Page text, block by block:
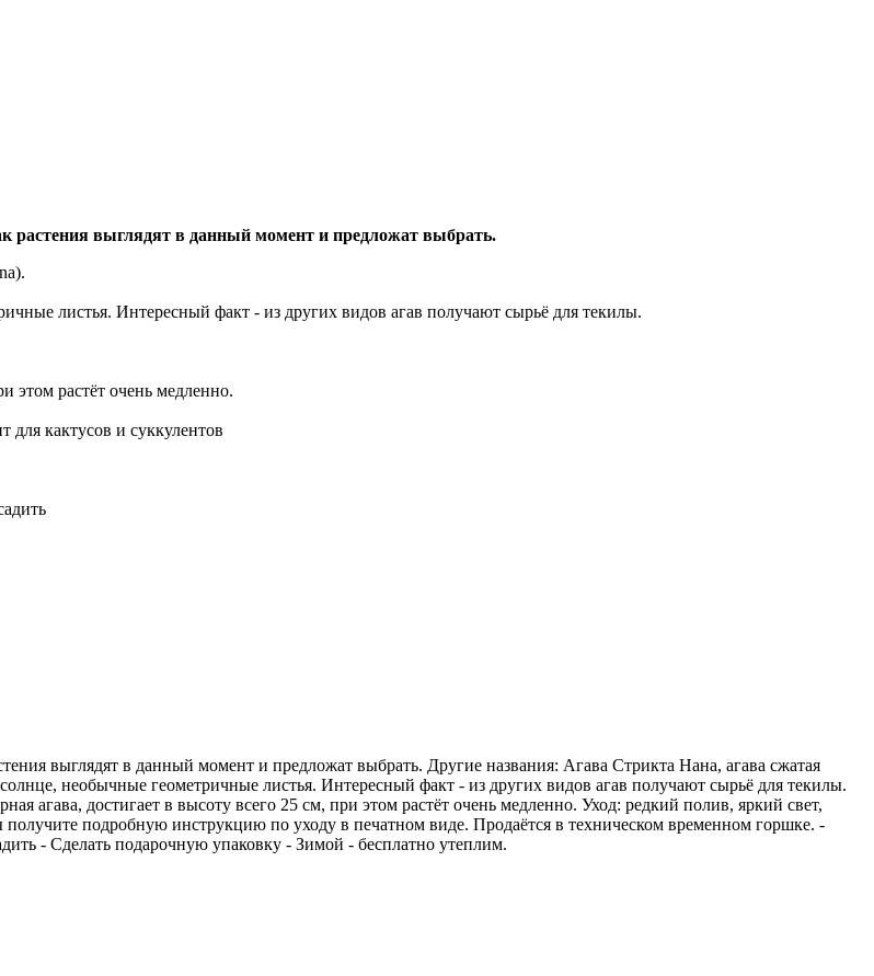
растения выглядят в данный момент и предложат выбрать.
листья. Интересный факт - из других видов агав получают сырьё для текилы.
этом растёт очень медленно.
кактусов и суккулентов
выглядят в данный момент и предложат выбрать. Другие названия: Агава Стрикта Нана, агава сжатая
необычные геометричные листья. Интересный факт - из других видов агав получают сырьё для текилы.
агава, достигает в высоту всего 25 см, при этом растёт очень медленно. Уход: редкий полив, яркий свет,
подробную инструкцию по уходу в печатном виде. Продаётся в техническом временном горшке. -
- Сделать подарочную упаковку - Зимой - бесплатно утеплим.